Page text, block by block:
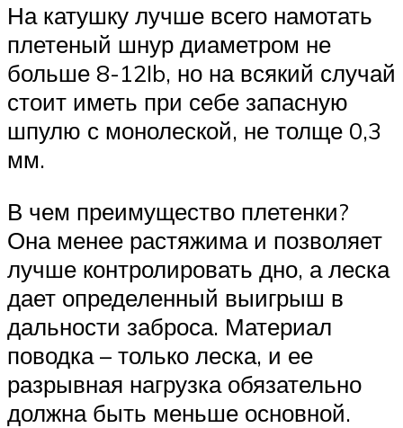
На катушку лучше всего намотать
плетеный шнур диаметром не
больше 8-12Ib, но на всякий случай
стоит иметь при себе запасную
шпулю с монолеской, не толще 0,3
мм.
В чем преимущество плетенки?
Она менее растяжима и позволяет
лучше контролировать дно, а леска
дает определенный выигрыш в
дальности заброса. Материал
поводка – только леска, и ее
разрывная нагрузка обязательно
должна быть меньше основной.